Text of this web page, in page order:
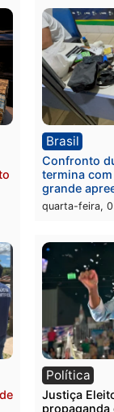
Brasil
TCE